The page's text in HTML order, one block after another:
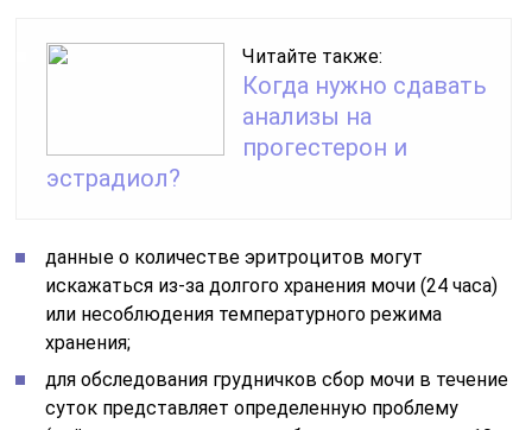
Читайте также:
Когда нужно сдавать
анализы на
прогестерон и
эстрадиол?
данные о количестве эритроцитов могут
искажаться из-за долгого хранения мочи (24 часа)
или несоблюдения температурного режима
хранения;
для обследования грудничков сбор мочи в течение
суток представляет определенную проблему